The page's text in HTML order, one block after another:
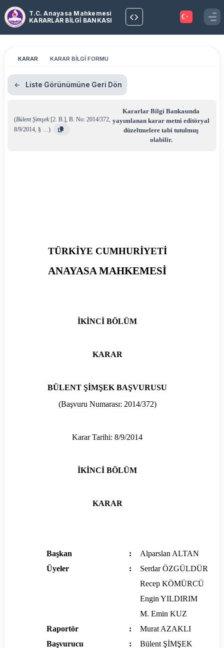
T.C. Anayasa Mahkemesi
KARARLAR BİLGİ BANKASI
KARAR KARAR BİLGİ FORMU
Liste Görünümüne Geri Dön
(Bülent Şimşek[2. B.], B. No: 2014/372,
8/9/2014, § …)
Kararlar Bilgi Bankasında
yayımlanan karar metni editöryal
düzeltmelere tabi tutulmuş
olabilir.